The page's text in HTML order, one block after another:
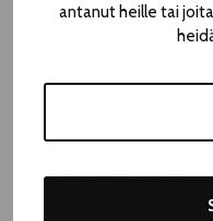
antanut heille tai
Miniteatterikesän
kymmenvuotistaivaltaan
nähdä vielä kerran
Tampereen
Göstassa nähtävän